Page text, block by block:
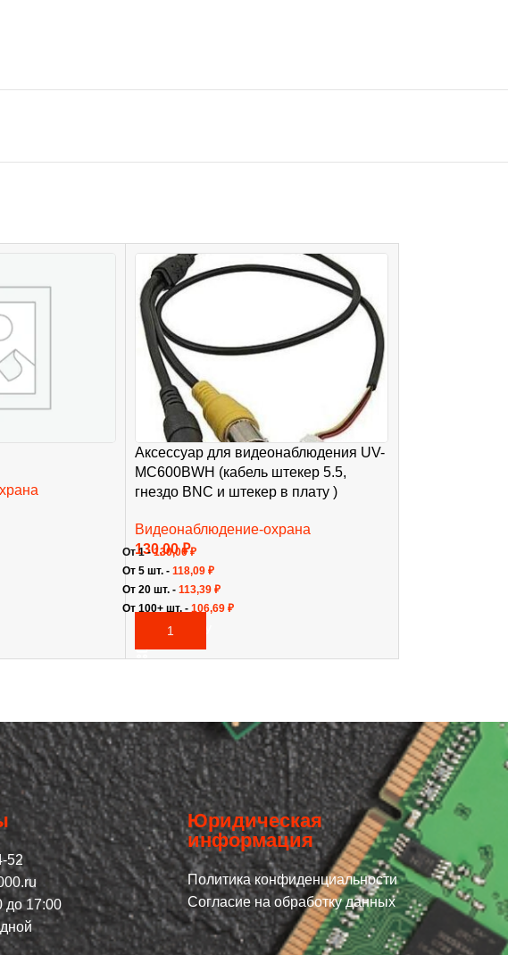
Аксессуар для видеонаблюдения UV-
MC600BWH (кабель штекер 5.5,
гнездо BNC и штекер в плату )
Видеонаблюдение-охрана
130,00₽
В КОРЗИНУ
От 1 -130,00₽
От 5 шт. - 118,09 ₽
От 20 шт. - 113,39 ₽
От 100+ шт. - 106,69 ₽
52
до 17:00
Юридическая
информация
Политика конфиденциальности
Согласие на обработку данных